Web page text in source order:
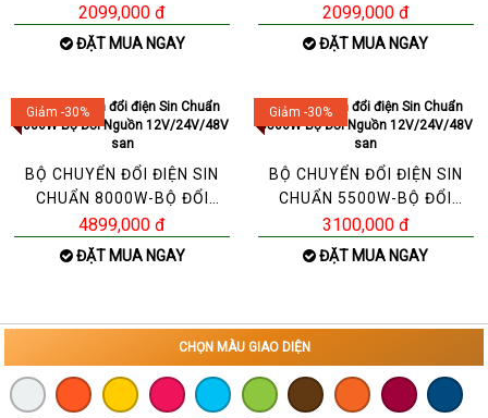
TECH-BỘ ĐỔI NGUỒN 24V
2099,000 đ
ĐẶT MUA NGAY
TECH-BỘ ĐỔI NGUỒN 12V
2099,000 đ
ĐẶT MUA NGAY
Giảm -30%
BỘ CHUYỂN ĐỔI ĐIỆN SIN
CHUẨN 8000W-BỘ ĐỔI
NGUỒN 12V/24V/48V
SAN
4899,000 đ
ĐẶT MUA NGAY
Giảm -30%
BỘ CHUYỂN ĐỔI ĐIỆN SIN
CHUẨN 5500W-BỘ ĐỔI
NGUỒN 12V/24V/48V
SAN
3100,000 đ
ĐẶT MUA NGAY
CHỌN MÀU GIAO DIỆN